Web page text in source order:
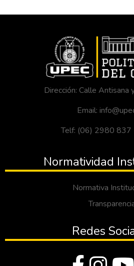
Dirección: Calle Antisana
Email:
Telf: (06) 2980
Normatividad
Normativa
Redes